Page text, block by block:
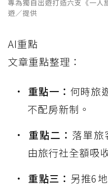
專為獨自出遊打造六支《一
遊／提供
AI重點
文章重點整理：
重點一： 何時旅
不配房新制。
重點二： 落單旅
由旅行社全額吸
重點三： 另推6